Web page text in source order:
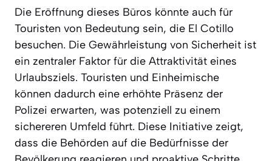
Die Eröffnung dieses Büros könnte auch für
Touristen von Bedeutung sein, die El Cotillo
besuchen. Die Gewährleistung von Sicherheit ist
ein zentraler Faktor für die Attraktivität eines
Urlaubsziels. Touristen und Einheimische
können dadurch eine erhöhte Präsenz der
Polizei erwarten, was potenziell zu einem
sichereren Umfeld führt. Diese Initiative zeigt,
dass die Behörden auf die Bedürfnisse der